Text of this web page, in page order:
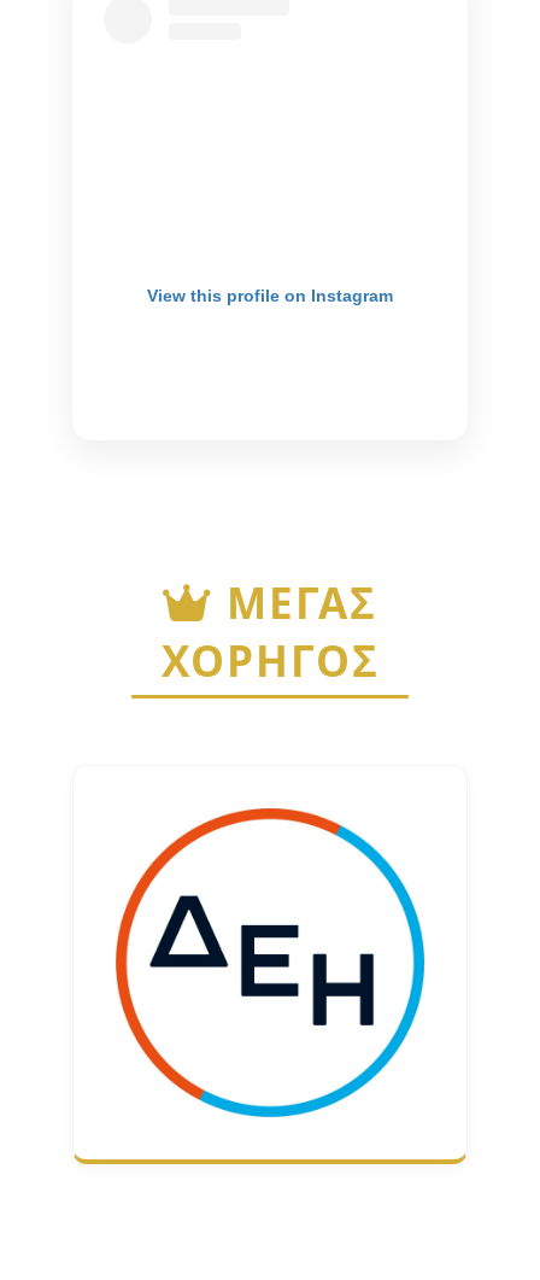
View this profile on Instagram